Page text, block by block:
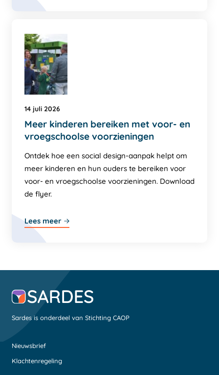
14 juli 2026
Meer kinderen bereiken met voor- en
vroegschoolse voorzieningen
Ontdek hoe een social design-aanpak helpt om
meer kinderen en hun ouders te bereiken voor
voor- en vroegschoolse voorzieningen. Download
de flyer.
Lees meer
Sardes is onderdeel van Stichting CAOP
Nieuwsbrief
Klachtenregeling